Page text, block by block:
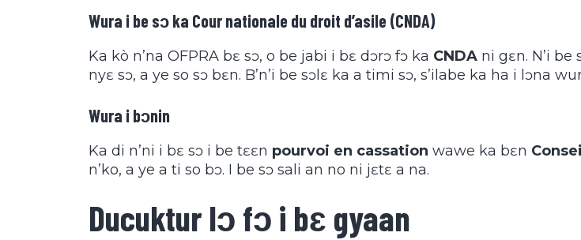
Wura i be sɔ ka Cour nationale du droit d’asile (CNDA)
Ka kò n’na OFPRA bɛ sɔ, o be jabi i bɛ dɔrɔ fɔ ka CNDA ni gɛn. N’i be
nyɛ sɔ, a ye so sɔ bɛn. B’n’i be sɔlɛ ka a timi sɔ, s’ilabe ka ha i lɔna
Wura i bɔnin
Ka di n’ni i bɛ sɔ i be tɛɛn pourvoi en cassation wawe ka bɛn
n’ko, a ye a ti so bɔ. I be sɔ sali an no ni jɛtɛ a na.
Ducuktur lɔ fɔ i bɛ gyaan